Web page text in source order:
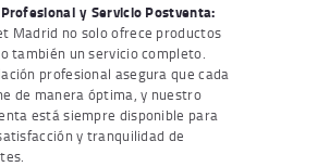
y Servicio Postventa:
Madrid no solo ofrece productos
también un servicio completo.
profesional asegura que cada
de manera óptima, y nuestro
está siempre disponible para
y tranquilidad de